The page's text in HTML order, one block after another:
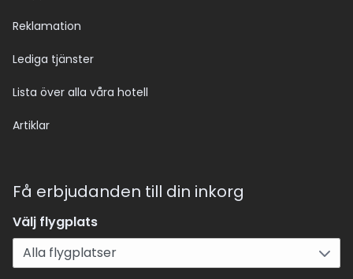
Reklamation
Lediga tjänster
Lista över alla våra hotell
Artiklar
Få erbjudanden till din inkorg
Välj flygplats